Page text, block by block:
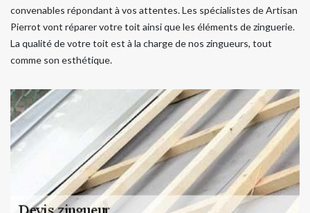
convenables répondant à vos attentes. Les spécialistes de Artisan
Pierrot vont réparer votre toit ainsi que les éléments de zinguerie.
La qualité de votre toit est à la charge de nos zingueurs, tout
comme son esthétique.